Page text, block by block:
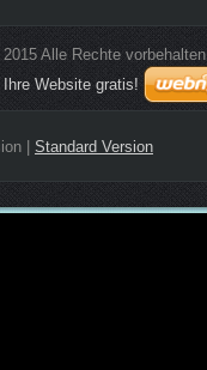
Alle Rechte vorbehalten.
Website gratis!
| Standard Version